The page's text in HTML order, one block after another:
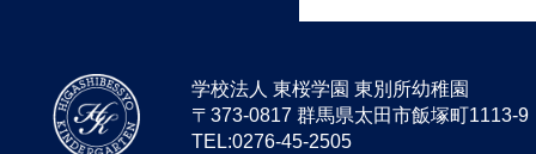
学校法人 東桜学園 東別所幼稚園
〒373-0817 群馬県太田市飯塚町1113-9
TEL:0276-45-2505